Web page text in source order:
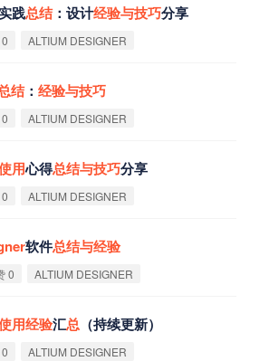
践总结：设计经验与技巧分享
ALTIUM DESIGNER
结： 经验与技巧
ALTIUM DESIGNER
用心得总结与技巧分享
ALTIUM DESIGNER
软件总结与经验
0 ALTIUM DESIGNER
用经验汇总 （持续更新）
ALTIUM DESIGNER